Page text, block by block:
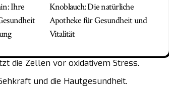
Ihre
Knoblauch: Die natürliche
Apotheke für Gesundheit und
Vitalität
die Zellen vor oxidativem Stress.
und die Hautgesundheit.